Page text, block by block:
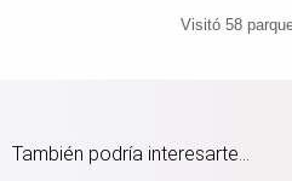
Visitó 58
También podría interesarte...